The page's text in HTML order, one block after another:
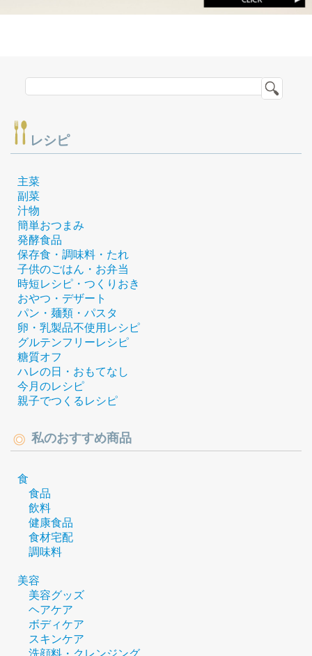
レシピ
主菜
副菜
汁物
簡単おつまみ
発酵食品
保存食・調味料・たれ
子供のごはん・お弁当
時短レシピ・つくりおき
おやつ・デザート
パン・麺類・パスタ
卵・乳製品不使用レシピ
グルテンフリーレシピ
糖質オフ
ハレの日・おもてなし
今月のレシピ
親子でつくるレシピ
私のおすすめ商品
食
食品
飲料
健康食品
食材宅配
調味料
美容
美容グッズ
ヘアケア
ボディケア
スキンケア
洗顔料・クレンジング